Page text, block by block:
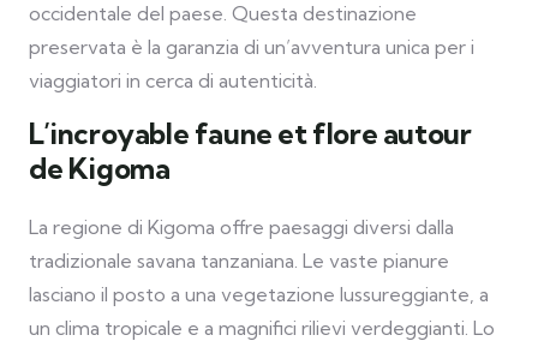
occidentale del paese. Questa destinazione
preservata è la garanzia di un’avventura unica per i
viaggiatori in cerca di autenticità.
L’incroyable faune et flore autour
de Kigoma
La regione di Kigoma offre paesaggi diversi dalla
tradizionale savana tanzaniana. Le vaste pianure
lasciano il posto a una vegetazione lussureggiante, a
un clima tropicale e a magnifici rilievi verdeggianti. Lo